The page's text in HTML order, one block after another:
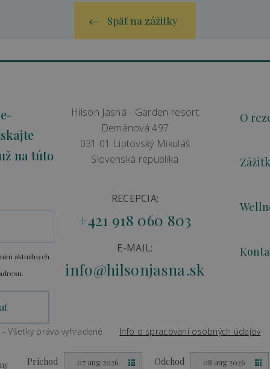
Späť na zážitky
na túto
aktuálnych
Hilson Jasná - Garden resort
Demänová 497
031 01 Liptovský Mikuláš
Slovenská republika
RECEPCIA:
+421 918 060 803
E-MAIL:
info@hilsonjasna.sk
O
Všetky práva vyhradené. Info o spracovaní osobných údajov
Created byBig & BIGGER
Príchod 07 aug 2026 Odchod 08 aug 2026